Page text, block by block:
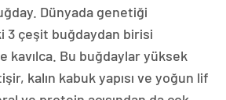
Dünyada genetiği
3 çeşit buğdaydan birisi
kavılca. Bu buğdaylar yüksek
kalın kabuk yapısı ve yoğun lif